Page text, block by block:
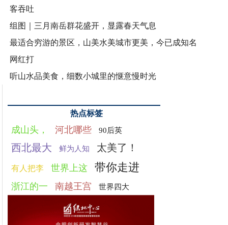
客吞吐
组图｜三月南岳群花盛开，显露春天气息
最适合穷游的景区，山美水美城市更美，今已成知名
网红打
听山水品美食，细数小城里的惬意慢时光
热点标签
成山头， 河北哪些 90后英
西北最大 鲜为人知 太美了！
有人把李 世界上这 带你走进
浙江的一 南越王宫 世界四大